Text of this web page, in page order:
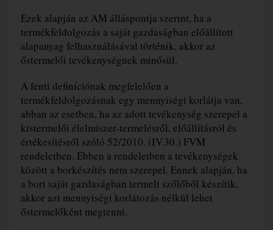
Ezek alapján az AM álláspontja szerint, ha a
termékfeldolgozás a saját gazdaságban előállított
alapanyag felhasználásával történik, akkor az
őstermelői tevékenységnek minősül.
A fenti definíciónak megfelelően a
termékfeldolgozásnak egy mennyiségi korlátja van,
abban az esetben, ha az adott tevékenység szerepel a
kistermelői élelmiszer-termelésről, előállításról és
értékesítésről szóló 52/2010. (IV.30.) FVM
rendeletben. Ebben a rendeletben a tevékenységek
között a borkészítés nem szerepel. Ennek alapján, ha
a bort saját gazdaságban termelt szőlőből készítik,
akkor azt mennyiségi korlátozás nélkül lehet
őstermelőként megtenni.